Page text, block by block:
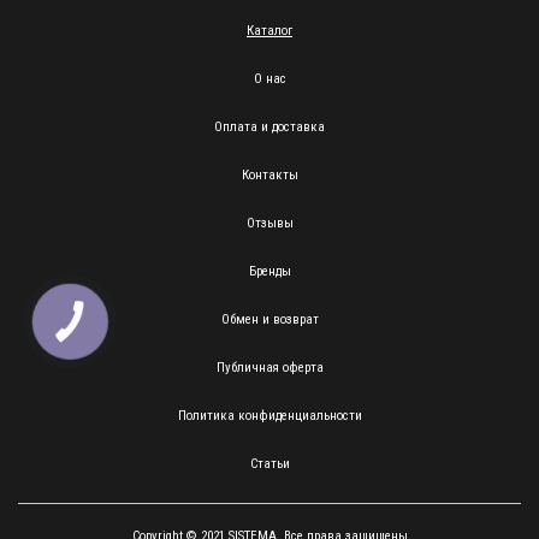
Каталог
О нас
Оплата и доставка
Контакты
Отзывы
Бренды
Обмен и возврат
Публичная оферта
Политика конфиденциальности
Статьи